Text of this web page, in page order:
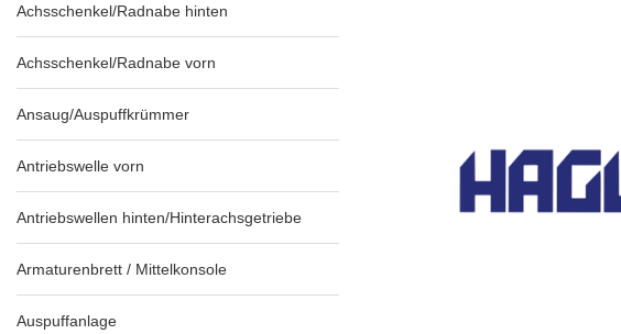
Achsschenkel/Radnabe hinten
Achsschenkel/Radnabe vorn
Ansaug/Auspuffkrümmer
Antriebswelle vorn
Antriebswellen hinten/Hinterachsgetriebe
Armaturenbrett / Mittelkonsole
Auspuffanlage